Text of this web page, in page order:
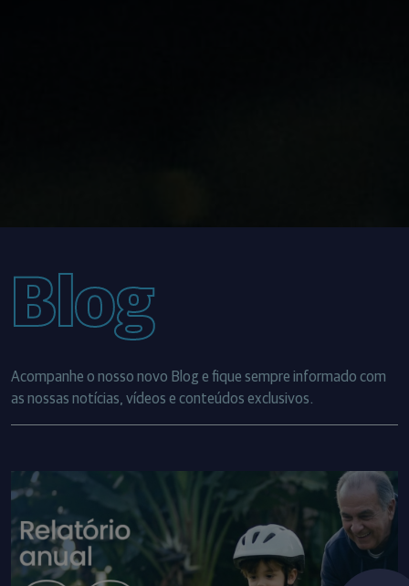
Blog
Acompanhe o nosso novo Blog e fique sempre informado com
as nossas notícias, vídeos e conteúdos exclusivos.